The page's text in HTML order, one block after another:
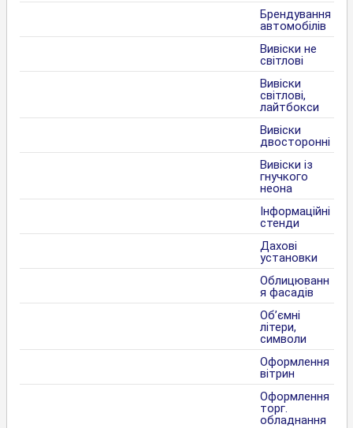
Брендування
автомобілів
Вивіски не
світлові
Вивіски
світлові,
лайтбокси
Вивіски
двосторонні
Вивіски із
гнучкого
неона
Інформаційні
стенди
Дахові
установки
Облицюванн
я фасадів
Об’ємні
літери,
символи
Оформлення
вітрин
Оформлення
торг.
обладнання